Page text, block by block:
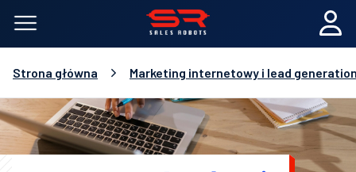
Strona główna Marketing internetowy i lead